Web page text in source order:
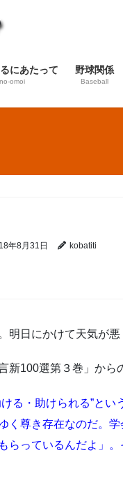
にあたって
omoi
野球関係
Baseball
年8月31日 kobatiti
明日にかけて天気が悪
新100選第３巻」から
る・助けられる”と
く尊き存在なのだ。
らっているんだよ」